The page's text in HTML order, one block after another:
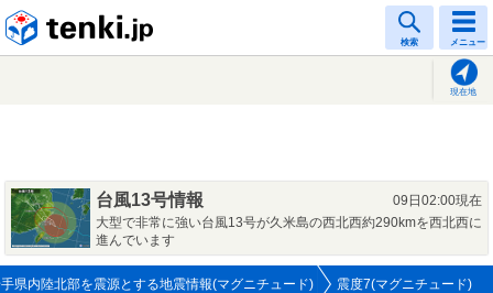
検索 メニュー
現在地
台風13号情報
09日02:00現在
大型で非常に強い台風13号が久米島の西北西約290kmを西北西に
進んでいます
県内陸北部を震源とする地震情報(マグニチュード) 震度7(マグニチュード)